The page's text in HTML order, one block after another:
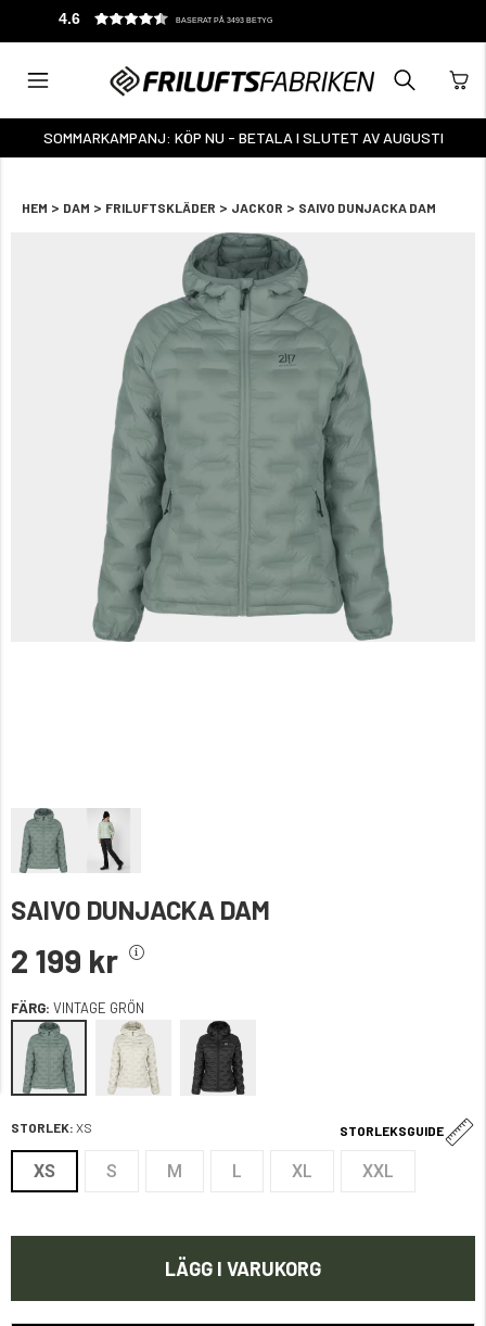
4.6 BASERAT PÅ 3493 BETYG
SOMMARKAMPANJ: KÖP NU - BETALA I SLUTET AV AUGUSTI
HEM > DAM > FRILUFTSKLÄDER > JACKOR > SAIVO DUNJACKA DAM
SAIVO DUNJACKA DAM
2 199 kr
FÄRG: VINTAGE GRÖN
STORLEK: XS STORLEKSGUIDE
XS S M L XL XXL
LÄGG I VARUKORG